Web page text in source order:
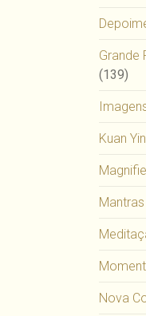
Grande
(139)
Kuan Yin
Mantras
Nova